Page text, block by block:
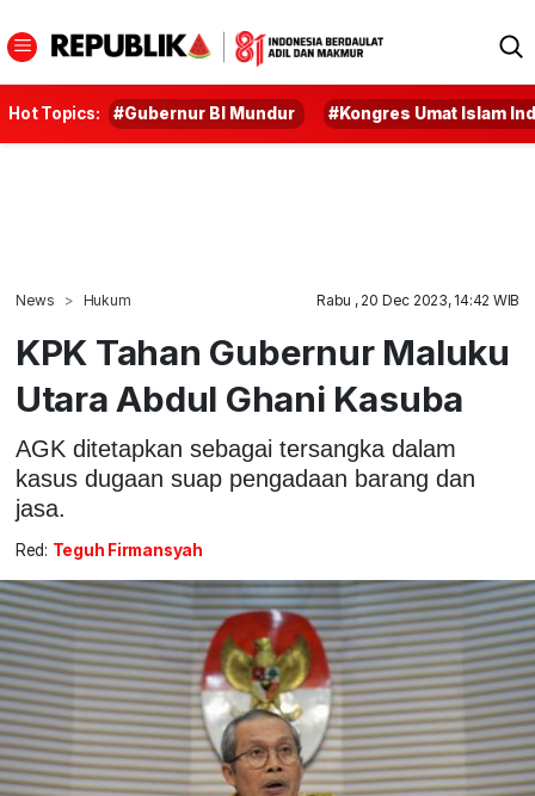
Hot Topics: #Gubernur BI Mundur #Kongres Umat Islam
News Hukum Rabu , 20 Dec 2023, 14:42 WIB
KPK Tahan Gubernur Maluku
Utara Abdul Ghani Kasuba
AGK ditetapkan sebagai tersangka dalam
kasus dugaan suap pengadaan barang dan
jasa.
Red: Teguh Firmansyah